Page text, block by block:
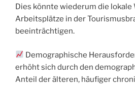
Dies könnte wiederum die
Arbeitsplätze in der
beeinträchtigen.
Demographische
erhöht sich durch den
Anteil der älteren, häufiger